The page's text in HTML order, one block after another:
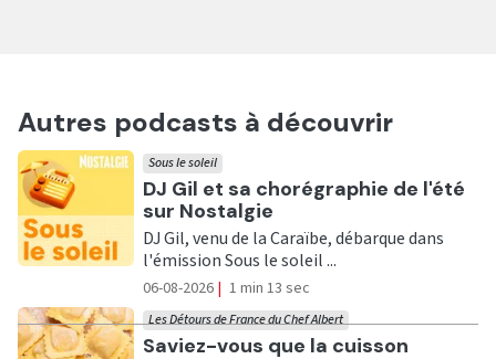
Autres podcasts à découvrir
Ecouter
DJ Gil et sa chorégraphie de l'été
sur Nostalgie
Sous le soleil
DJ Gil, venu de la Caraïbe, débarque dans
l'émission Sous le soleil ...
06-08-2026 | 1 min 13 sec
Ecouter
Saviez-vous que la cuisson
Les Détours de France du Chef Albert